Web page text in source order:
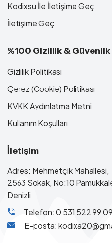
Kodixsu İle İletişime Geç
İletişime Geç
%100 Gizlilik & Güvenlik
Gizlilik Politikası
Çerez (Cookie) Politikası
KVKK Aydınlatma Metni
Kullanım Koşulları
İletişim
Adres: Mehmetçik Mahallesi,
2563 Sokak, No:10
Denizli
Telefon: 0 531 522 99 09
E-posta: